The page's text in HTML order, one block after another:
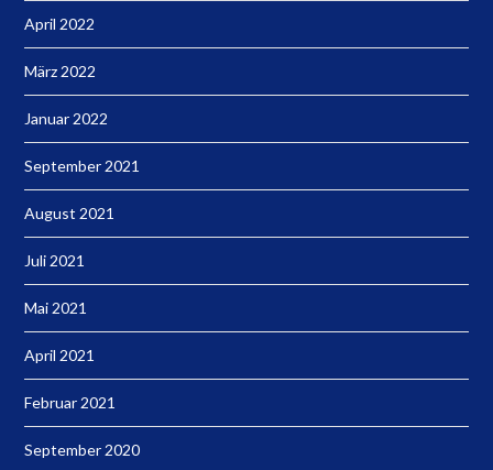
April 2022
März 2022
Januar 2022
September 2021
August 2021
Juli 2021
Mai 2021
April 2021
Februar 2021
September 2020